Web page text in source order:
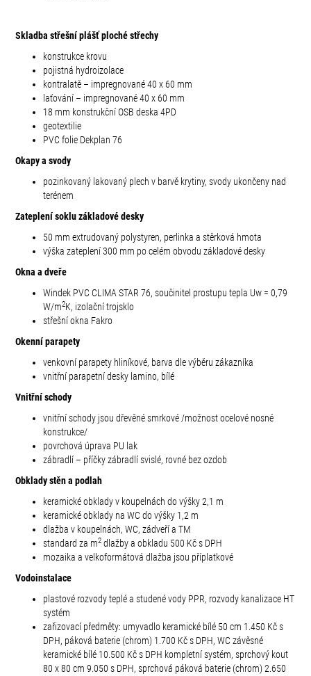
Skladba střešní plášť ploché střechy
konstrukce krovu
pojistná hydroizolace
kontralatě – impregnované 40 x 60 mm
laťování – impregnované 40 x 60 mm
18 mm konstrukční OSB deska 4PD
geotextilie
PVC folie Dekplan 76
Okapy a svody
pozinkovaný lakovaný plech v barvě krytiny, svody ukončeny nad
terénem
Zateplení soklu základové desky
50 mm extrudovaný polystyren, perlinka a stěrková hmota
výška zateplení 300 mm po celém obvodu základové desky
Okna a dveře
Windek PVC CLIMA STAR 76, součinitel prostupu tepla Uw = 0,79
W/m2K, izolační trojsklo
střešní okna Fakro
Okenní parapety
venkovní parapety hliníkové, barva dle výběru zákazníka
vnitřní parapetní desky lamino, bílé
Vnitřní schody
vnitřní schody jsou dřevěné smrkové /možnost ocelové nosné
konstrukce/
povrchová úprava PU lak
zábradlí – příčky zábradlí svislé, rovné bez ozdob
Obklady stěn a podlah
keramické obklady v koupelnách do výšky 2,1 m
keramické obklady na WC do výšky 1,2 m
dlažba v koupelnách, WC, zádveří a TM
standard za m2 dlažby a obkladu 500 Kč s DPH
mozaika a velkoformátová dlažba jsou příplatkové
Vodoinstalace
plastové rozvody teplé a studené vody PPR, rozvody kanalizace HT
systém
zařizovací předměty: umyvadlo keramické bílé 50 cm 1.450 Kč s
DPH, páková baterie (chrom) 1.700 Kč s DPH, WC závěsné
keramické bílé 10.500 Kč s DPH kompletní systém, sprchový kout
80 x 80 cm 9.050 s DPH, sprchová páková baterie (chrom) 2.650